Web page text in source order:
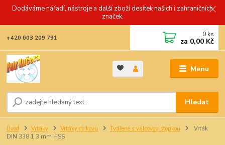
Dodáváme nářadí, nástroje a další zboží desítek našich i zahraničních
značek.
Menu
Hledat
+420 603 209 791 0 ks
za 0,00 Kč
Úvod Vrtáky Vrtáky do kovu Tvářené s válcovou stopkou
Vrták
DIN 338 1.3 mm HSS